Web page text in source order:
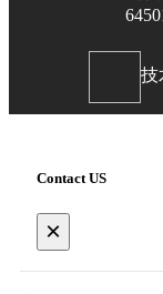
技
Contact US
×